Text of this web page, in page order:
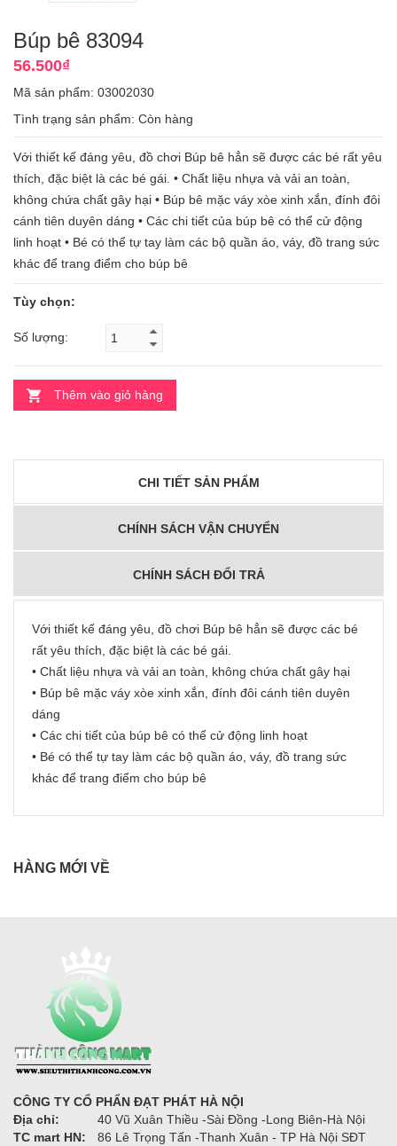
Búp bê 83094
56.500₫
Mã sản phẩm: 03002030
Tình trạng sản phẩm: Còn hàng
Với thiết kế đáng yêu, đồ chơi Búp bê hẳn sẽ được các bé rất yêu
thích, đặc biệt là các bé gái. • Chất liệu nhựa và vải an toàn,
không chứa chất gây hại • Búp bê mặc váy xòe xinh xắn, đính đôi
cánh tiên duyên dáng • Các chi tiết của búp bê có thể cử động
linh hoạt • Bé có thể tự tay làm các bộ quần áo, váy, đồ trang sức
khác để trang điểm cho búp bê
Tùy chọn:
Số lượng:
Thêm vào giỏ hàng
CHI TIẾT SẢN PHẨM
CHÍNH SÁCH VẬN CHUYỂN
CHÍNH SÁCH ĐỔI TRẢ
Với thiết kế đáng yêu, đồ chơi Búp bê hẳn sẽ được các bé
rất yêu thích, đặc biệt là các bé gái.
• Chất liệu nhựa và vải an toàn, không chứa chất gây hại
• Búp bê mặc váy xòe xinh xắn, đính đôi cánh tiên duyên
dáng
• Các chi tiết của búp bê có thể cử động linh hoạt
• Bé có thể tự tay làm các bộ quần áo, váy, đồ trang sức
khác để trang điểm cho búp bê
HÀNG MỚI VỀ
CÔNG TY CỔ PHẨN ĐẠT PHÁT HÀ NỘI
Địa chỉ:
40 Vũ Xuân Thiều -Sài Đồng -Long Biên-Hà Nội
TC mart HN:
86 Lê Trọng Tấn -Thanh Xuân - TP Hà Nội SĐT